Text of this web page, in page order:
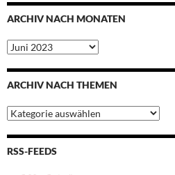
ARCHIV NACH MONATEN
Archiv
nach
Monaten
ARCHIV NACH THEMEN
Archiv
nach
Themen
RSS-FEEDS